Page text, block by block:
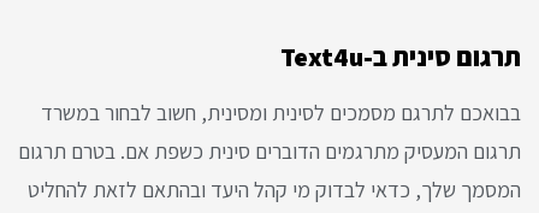
תרגום סינית ב-Text4u
בבואכם לתרגם מסמכים לסינית ומסינית, חשוב לבחור במשרד
תרגום המעסיק מתרגמים הדוברים סינית כשפת אם. בטרם תרגום
המסמך שלך, כדאי לבדוק מי קהל היעד ובהתאם לזאת להחליט